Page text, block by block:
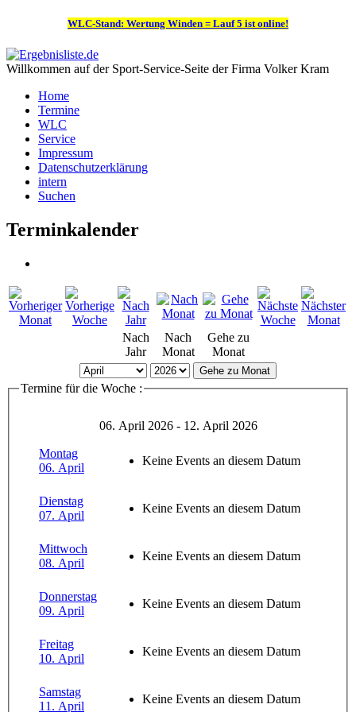
WLC-Stand: Wertung Winden = Lauf 5 ist online!
Willkommen auf der Sport-Service-Seite der Firma Volker Kram
Home
Termine
WLC
Service
Impressum
Datenschutzerklärung
intern
Suchen
Terminkalender
Nach
Jahr
Nach
Monat
Gehe zu
Monat
Gehe zu Monat
Termine für die Woche :
06. April 2026 - 12. April 2026
Montag
06. April
Keine Events an diesem Datum
Dienstag
07. April
Keine Events an diesem Datum
Mittwoch
08. April
Keine Events an diesem Datum
Donnerstag
09. April
Keine Events an diesem Datum
Freitag
10. April
Keine Events an diesem Datum
Samstag
11. April
Keine Events an diesem Datum